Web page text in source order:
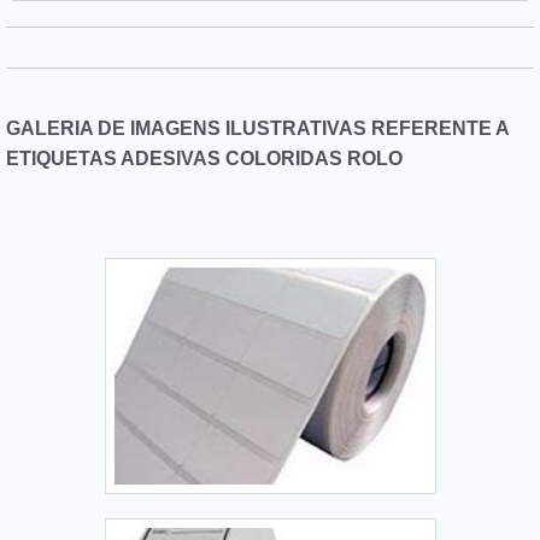
polietileno e acetato transparente, em diversas medidas,
acordo com a necessidade do cliente. Por conta disso, é um
de:Alimentos;Cosméticos;Medicamentos;Etc.Ou seja, estes
itens estão presentes em aplicações variadas, úteis para
empresas e indústrias de variados segmentos. No entanto,
físico de 1.000m² e atua principalmente junto ao ramo
industrial, fornecendo adesivos industriais, resinados,
painéis de policarbonato, plaquetas de identificação
patrimonial de alumínio, adesivos de segurança,
envelopamento, sinalização corporativa, rotulagem e muito
soluções que atendem, também, as necessidades de
personalização de ambientes corporativos nos segmentos
comercial, gastronômico, hospitalar, de serviços e eventos.a
melhor Empresa de etiquetas de segurançaCom know-how
em produtos e serviços que atendem as expectativas dos
GALERIA DE IMAGENS ILUSTRATIVAS REFERENTE A
ETIQUETAS ADESIVAS COLORIDAS ROLO